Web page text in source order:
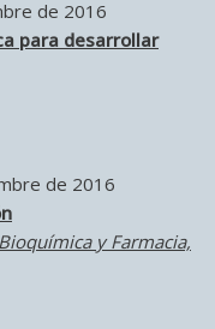
de 2016
para desarrollar
de 2016
y Farmacia,